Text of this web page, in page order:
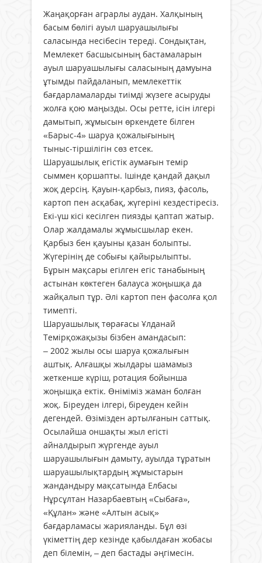
Жаңақорған аграрлы аудан. Халқының
басым бөлігі ауыл шаруашылығы
саласында несібесін тереді. Сондықтан,
Мемлекет басшысының бастамаларын
ауыл шаруашылығы саласының дамуына
ұтымды пайдаланып, мемлекеттік
бағдарламаларды тиімді жүзеге асыруды
жолға қою маңызды. Осы ретте, ісін ілгері
дамытып, жұмысын өркендете білген
«Барыс-4» шаруа қожалығының
тыныс-тіршілігін сөз етсек.
Шаруашылық егістік аумағын темір
сыммен қоршапты. Ішінде қандай дақыл
жоқ дерсің. Қауын-қарбыз, пияз, фасоль,
картоп пен асқабақ, жүгеріні кездестіресіз.
Екі-үш кісі кесілген пиязды қаптап жатыр.
Олар жалдамалы жұмысшылар екен.
Қарбыз бен қауыны қазан болыпты.
Жүгерінің де собығы қайырылыпты.
Бұрын мақсары егілген егіс танабының
астынан көктеген балауса жоңышқа да
жайқалып тұр. Әлі картоп пен фасолға қол
тимепті.
Шаруашылық төрағасы Ұлданай
Темірқожақызы бізбен амандасып:
– 2002 жылы осы шаруа қожалығын
аштық. Алғашқы жылдары шамамыз
жеткенше күріш, ротация бойынша
жоңышқа ектік. Өніміміз жаман болған
жоқ. Біреуден ілгері, біреуден кейін
дегендей. Өзімізден артылғанын саттық.
Осылайша оншақты жыл егісті
айналдырып жүргенде ауыл
шаруашылығын дамыту, ауылда тұратын
шаруашылықтардың жұмыстарын
жандандыру мақсатында Елбасы
Нұрсұлтан Назарбаевтың «Сыбаға»,
«Құлан» және «Алтын асық»
бағдарламасы жарияланды. Бұл өзі
үкіметтің дер кезінде қабылдаған жобасы
деп білемін, – деп бастады әңгімесін.